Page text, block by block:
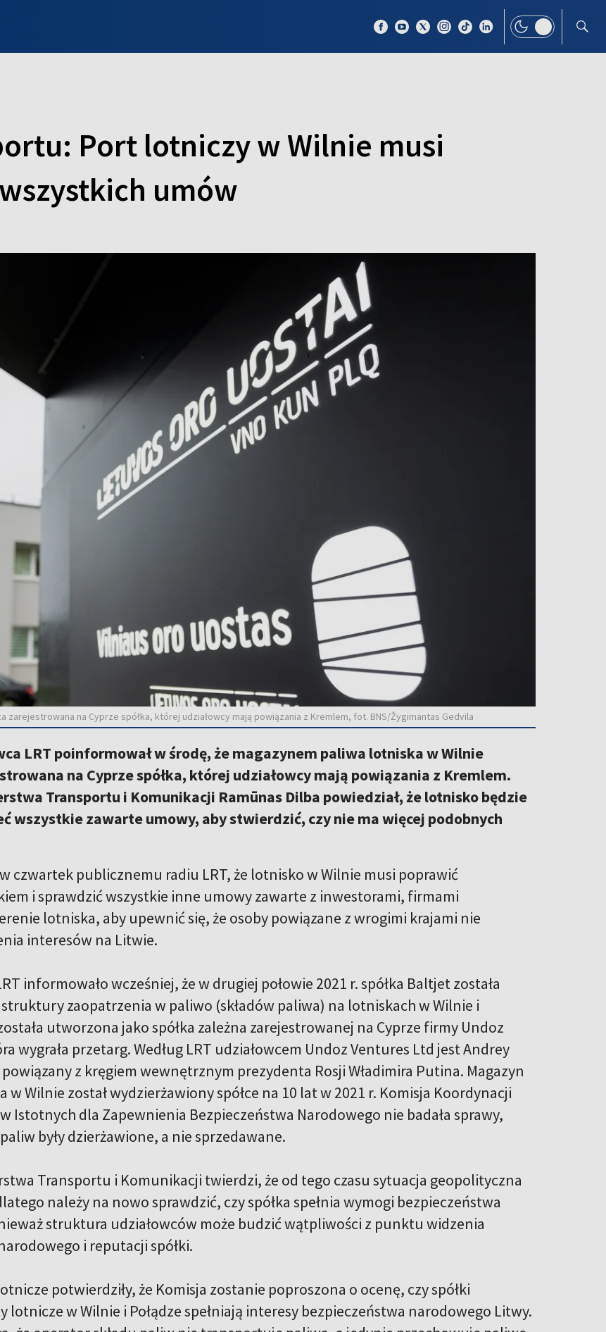
Port lotniczy w Wilnie musi
umów
na Cyprze spółka, której udziałowcy mają powiązania z Kremlem, fot. BNS/Žygimantas Gedvila
LRT poinformował w środę, że magazynem paliwa lotniska w Wilnie
na Cyprze spółka, której udziałowcy mają powiązania z Kremlem.
Transportu i Komunikacji Ramūnas Dilba powiedział, że lotnisko będzie
wszystkie zawarte umowy, aby stwierdzić, czy nie ma więcej podobnych
czwartek publicznemu radiu LRT, że lotnisko w Wilnie musi poprawić
i sprawdzić wszystkie inne umowy zawarte z inwestorami, firmami
lotniska, aby upewnić się, że osoby powiązane z wrogimi krajami nie
interesów na Litwie.
informowało wcześniej, że w drugiej połowie 2021 r. spółka Baltjet została
zaopatrzenia w paliwo (składów paliwa) na lotniskach w Wilnie i
została utworzona jako spółka zależna zarejestrowanej na Cyprze firmy Undoz
wygrała przetarg. Według LRT udziałowcem Undoz Ventures Ltd jest Andrey
z kręgiem wewnętrznym prezydenta Rosji Władimira Putina. Magazyn
Wilnie został wydzierżawiony spółce na 10 lat w 2021 r. Komisja Koordynacji
Istotnych dla Zapewnienia Bezpieczeństwa Narodowego nie badała sprawy,
były dzierżawione, a nie sprzedawane.
Transportu i Komunikacji twierdzi, że od tego czasu sytuacja geopolityczna
należy na nowo sprawdzić, czy spółka spełnia wymogi bezpieczeństwa
struktura udziałowców może budzić wątpliwości z punktu widzenia
i reputacji spółki.
potwierdziły, że Komisja zostanie poproszona o ocenę, czy spółki
lotnicze w Wilnie i Połądze spełniają interesy bezpieczeństwa narodowego Litwy.